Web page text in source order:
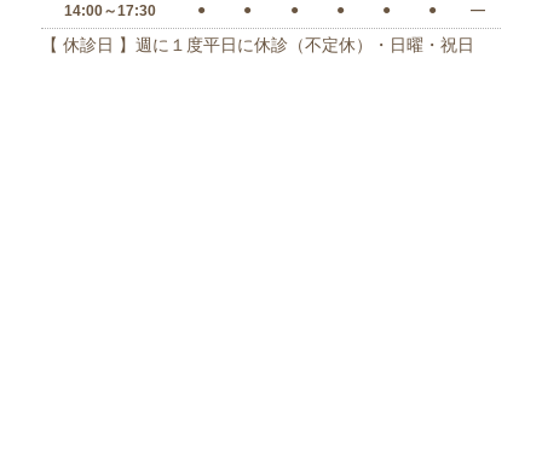
14:00～17:30 ● ● ● ● ● ● ―
【 休診日 】週に１度平日に休診（不定休）・日曜・祝日